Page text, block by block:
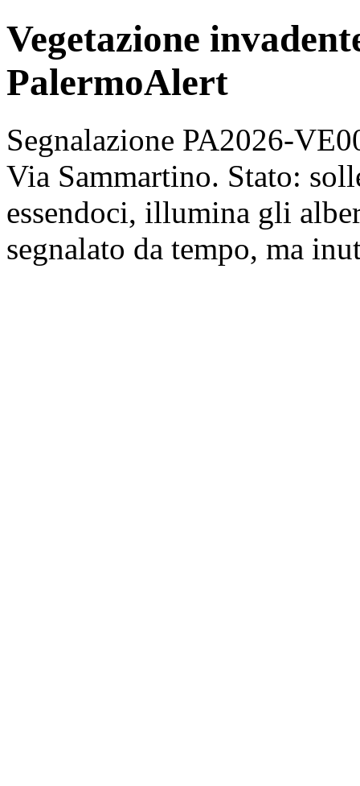
Vegetazione
PalermoAlert
Segnalazione PA2026-
Via Sammartino. Stato:
essendoci, illumina gli
segnalato da tempo, ma